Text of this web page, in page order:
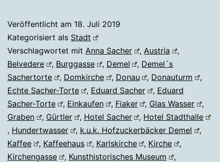
Veröffentlicht am 18. Juli 2019
Kategorisiert als Stadt
Verschlagwortet mit Anna Sacher , Austria
,
Belvedere
, Burggasse , Demel , Demel´s
Sachertorte
, Domkirche , Donau , Donauturm
,
Echte Sacher-Torte
, Eduard Sacher , Eduard
Sacher-Torte
, Einkaufen , Fiaker , Glas Wasser
,
Graben
, Gürtler , Hotel Sacher , Hotel Stadthalle
, Hundertwasser , k.u.k. Hofzuckerbäcker Demel
,
Kaffee
, Kaffeehaus , Karlskirche , Kirche
,
Kirchengasse
, Kunsthistorisches Museum
,